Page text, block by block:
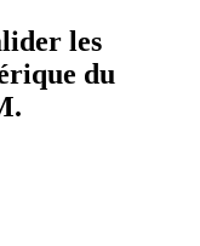
les
du